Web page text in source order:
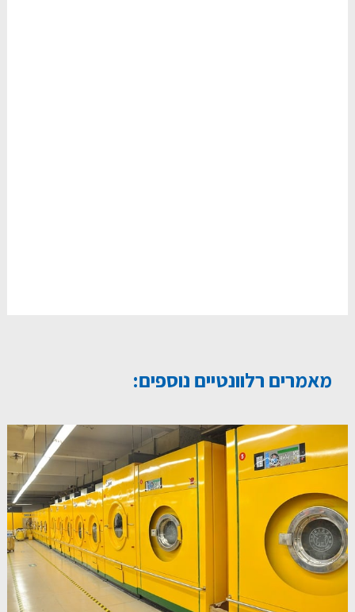
מאמרים רלוונטיים נוספים: